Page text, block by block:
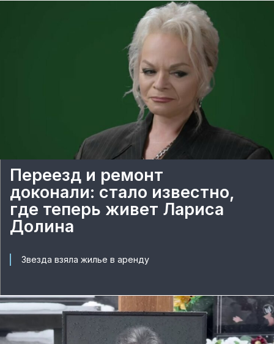
Переезд и ремонт
доконали: стало известно,
где теперь живет Лариса
Долина
Звезда взяла жилье в аренду